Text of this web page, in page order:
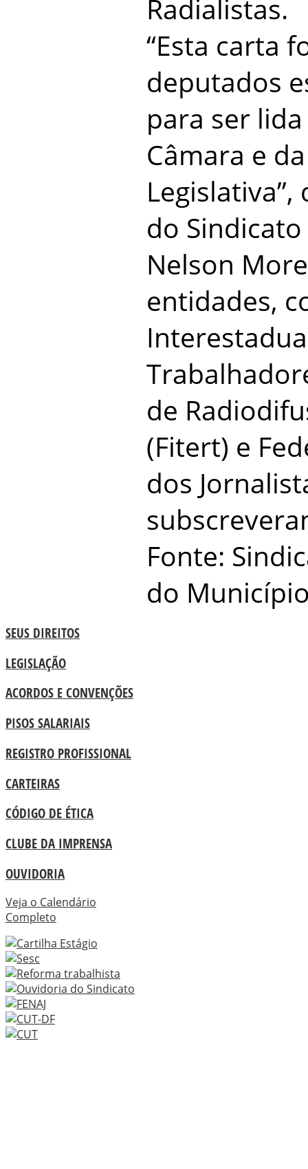
Radialistas.
“Esta carta
deputados
para ser
Câmara e
do
Nelson
entidades,
de
(Fitert) e
dos
Fonte:
do
SEUS DIREITOS
LEGISLAÇÃO
ACORDOS E CONVENÇÕES
PISOS SALARIAIS
REGISTRO PROFISSIONAL
CARTEIRAS
CÓDIGO DE ÉTICA
CLUBE DA IMPRENSA
OUVIDORIA
Veja o Calendário
Completo